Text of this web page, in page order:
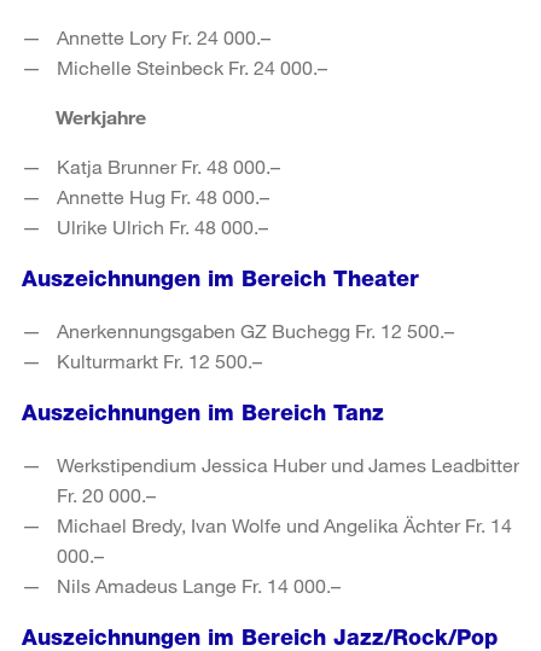
Annette Lory Fr. 24 000.–
Michelle Steinbeck Fr. 24 000.–
Werkjahre
Katja Brunner Fr. 48 000.–
Annette Hug Fr. 48 000.–
Ulrike Ulrich Fr. 48 000.–
Auszeichnungen im Bereich Theater
Anerkennungsgaben GZ Buchegg Fr. 12 500.–
Kulturmarkt Fr. 12 500.–
Auszeichnungen im Bereich Tanz
Werkstipendium Jessica Huber und James Leadbitter
Fr. 20 000.–
Michael Bredy, Ivan Wolfe und Angelika Ächter Fr. 14
000.–
Nils Amadeus Lange Fr. 14 000.–
Auszeichnungen im Bereich Jazz/Rock/Pop